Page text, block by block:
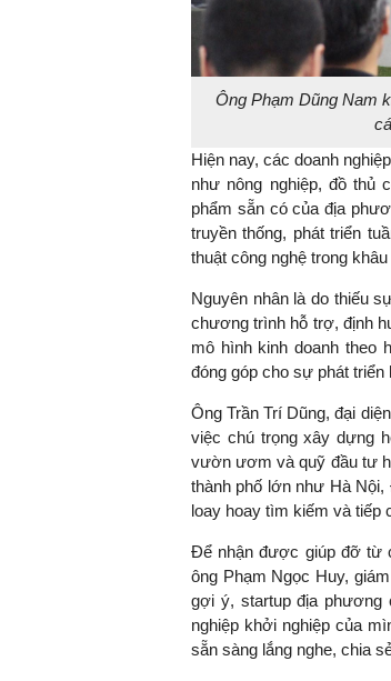
Ông Phạm Dũng Nam
Hiện nay, các doanh
như nông nghiệp, đồ thủ
phẩm sẵn có của địa
truyền thống, phát triển
thuật công nghệ trong
Nguyên nhân là do thiếu
chương trình hỗ trợ, định
mô hình kinh doanh theo
đóng góp cho sự phát
Ông Trần Trí Dũng, đại
việc chú trọng xây dựng
vườn ươm và quỹ đầu tư
thành phố lớn như Hà
loay hoay tìm kiếm và tiếp
Để nhận được giúp đỡ từ
ông Phạm Ngọc Huy,
gợi ý, startup địa phương
nghiệp khởi nghiệp của
sẵn sàng lắng nghe, chia
TS. Nguyễn Đức
Viện Kinh tế Tài
"Có rất
ngay từ
đang được
đầu tư cho
nghệ; ban
khởi